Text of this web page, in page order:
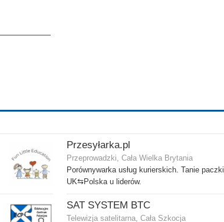
Przesyłarka.pl
Przeprowadzki, Cała Wielka Brytania
Porównywarka usług kurierskich. Tanie paczki
UK⇆Polska u liderów.
SAT SYSTEM BTC
Telewizja satelitarna, Cała Szkocja